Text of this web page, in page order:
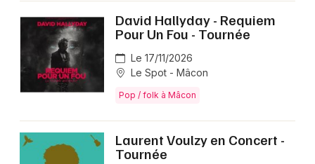
David Hallyday - Requiem
Pour Un Fou - Tournée
Le 17/11/2026
Le Spot - Mâcon
Pop / folk à Mâcon
Laurent Voulzy en Concert -
Tournée